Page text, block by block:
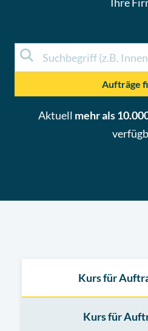
Aufträge
Aktuell mehr als
Kurs für
Kurs für